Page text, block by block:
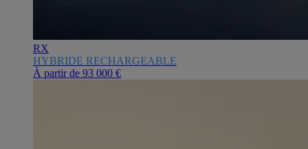
RX
HYBRIDE RECHARGEABLE
À partir de 93 000 €